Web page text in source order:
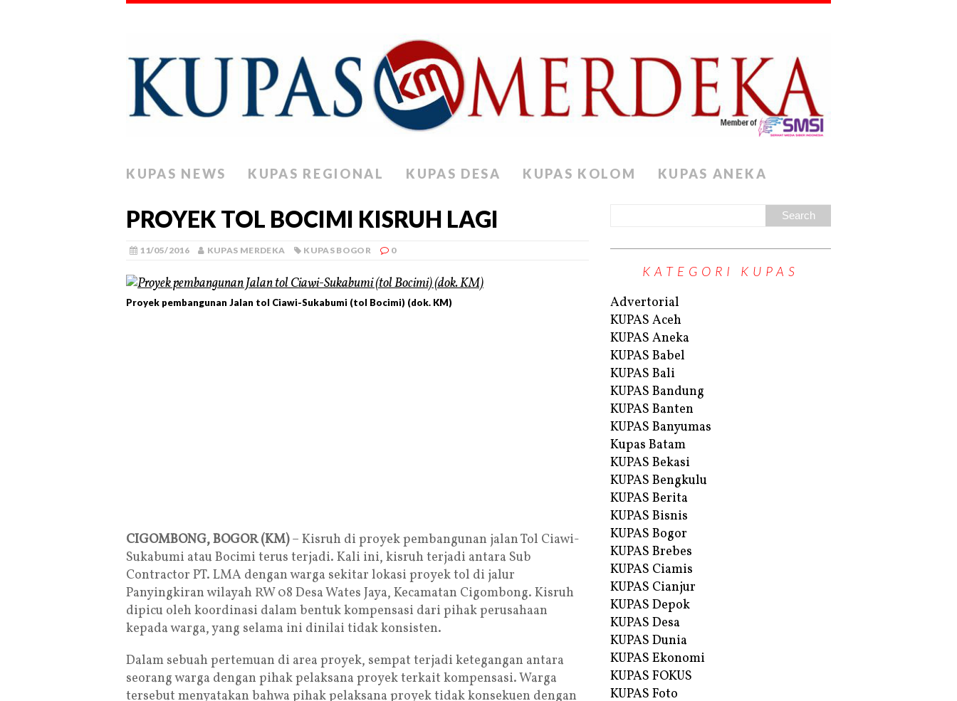
KUPAS NEWS KUPAS REGIONAL KUPAS DESA KUPAS KOLOM KUPAS ANEKA
PROYEK TOL BOCIMI KISRUH LAGI
11/05/2016 KUPAS MERDEKA KUPAS BOGOR 0
Proyek pembangunan Jalan tol Ciawi-Sukabumi (tol Bocimi) (dok. KM)
CIGOMBONG, BOGOR (KM)– Kisruh di proyek pembangunan jalan Tol Ciawi-
Sukabumi atau Bocimi terus terjadi. Kali ini, kisruh terjadi antara Sub
Contractor PT. LMA dengan warga sekitar lokasi proyek tol di jalur
Panyingkiran wilayah RW 08 Desa Wates Jaya, Kecamatan Cigombong. Kisruh
dipicu oleh koordinasi dalam bentuk kompensasi dari pihak perusahaan
kepada warga, yang selama ini dinilai tidak konsisten.
Dalam sebuah pertemuan di area proyek, sempat terjadi ketegangan antara
seorang warga dengan pihak pelaksana proyek terkait kompensasi. Warga
tersebut menyatakan bahwa pihak pelaksana proyek tidak konsekuen dengan
KATEGORI KUPAS
Advertorial
KUPAS Aceh
KUPAS Aneka
KUPAS Babel
KUPAS Bali
KUPAS Bandung
KUPAS Banten
KUPAS Banyumas
Kupas Batam
KUPAS Bekasi
KUPAS Bengkulu
KUPAS Berita
KUPAS Bisnis
KUPAS Bogor
KUPAS Brebes
KUPAS Ciamis
KUPAS Cianjur
KUPAS Depok
KUPAS Desa
KUPAS Dunia
KUPAS Ekonomi
KUPAS FOKUS
KUPAS Foto